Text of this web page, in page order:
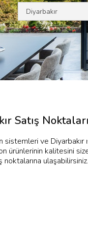
Satış Noktaları
sistemleri ve Diyarbakır
ürünlerinin kalitesini
noktalarına ulaşabilirsiniz.